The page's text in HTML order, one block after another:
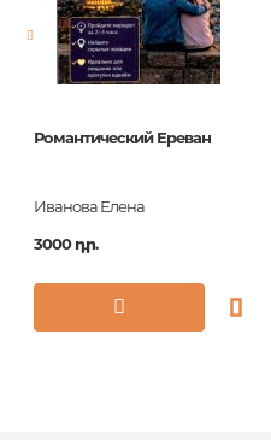
Էջերի քանակ
Հրատ. տարեթիվ
ISBN
Романтический Ереван
Иванова Елена
3000 դր.